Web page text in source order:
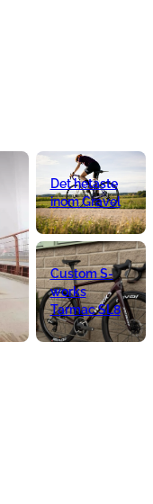
Det hetaste
inom Gravel
Custom S-
works
Tarmac SL8